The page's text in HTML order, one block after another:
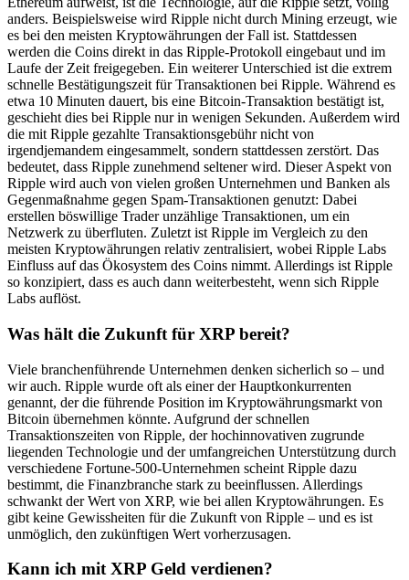
anders. Beispielsweise wird Ripple nicht durch Mining erzeugt, wie
es bei den meisten Kryptowährungen der Fall ist. Stattdessen
werden die Coins direkt in das Ripple-Protokoll eingebaut und im
Laufe der Zeit freigegeben. Ein weiterer Unterschied ist die extrem
schnelle Bestätigungszeit für Transaktionen bei Ripple. Während es
etwa 10 Minuten dauert, bis eine Bitcoin-Transaktion bestätigt ist,
geschieht dies bei Ripple nur in wenigen Sekunden. Außerdem wird
die mit Ripple gezahlte Transaktionsgebühr nicht von
irgendjemandem eingesammelt, sondern stattdessen zerstört. Das
bedeutet, dass Ripple zunehmend seltener wird. Dieser Aspekt von
Ripple wird auch von vielen großen Unternehmen und Banken als
Gegenmaßnahme gegen Spam-Transaktionen genutzt: Dabei
erstellen böswillige Trader unzählige Transaktionen, um ein
Netzwerk zu überfluten. Zuletzt ist Ripple im Vergleich zu den
meisten Kryptowährungen relativ zentralisiert, wobei Ripple Labs
Einfluss auf das Ökosystem des Coins nimmt. Allerdings ist Ripple
so konzipiert, dass es auch dann weiterbesteht, wenn sich Ripple
Labs auflöst.
Was hält die Zukunft für XRP bereit?
Viele branchenführende Unternehmen denken sicherlich so – und
wir auch. Ripple wurde oft als einer der Hauptkonkurrenten
genannt, der die führende Position im Kryptowährungsmarkt von
Bitcoin übernehmen könnte. Aufgrund der schnellen
Transaktionszeiten von Ripple, der hochinnovativen zugrunde
liegenden Technologie und der umfangreichen Unterstützung durch
verschiedene Fortune-500-Unternehmen scheint Ripple dazu
bestimmt, die Finanzbranche stark zu beeinflussen. Allerdings
schwankt der Wert von XRP, wie bei allen Kryptowährungen. Es
gibt keine Gewissheiten für die Zukunft von Ripple – und es ist
unmöglich, den zukünftigen Wert vorherzusagen.
Kann ich mit XRP Geld verdienen?